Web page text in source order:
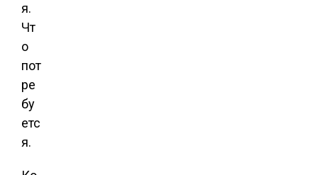
я.
Чт
о
пот
ре
бу
етс
я.